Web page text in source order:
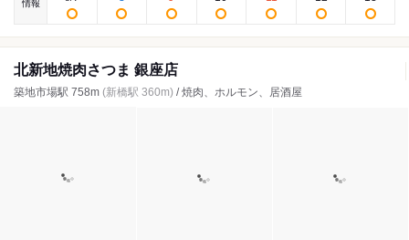
情報
北新地焼肉さつま 銀座店
築地市場駅 758m (新橋駅 360m) / 焼肉、ホルモン、居酒屋